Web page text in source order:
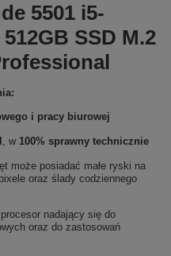
5501 i5-
SSD M.2
i pracy biurowej
, w 100% sprawny technicznie
może posiadać małe ryski na
oraz ślady codziennego
nadający się do
oraz do zastosowań